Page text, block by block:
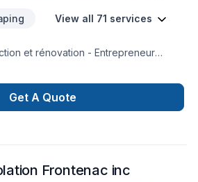
View all 71 services
et rénovation - Entrepreneur
Get A Quote
Frontenac inc